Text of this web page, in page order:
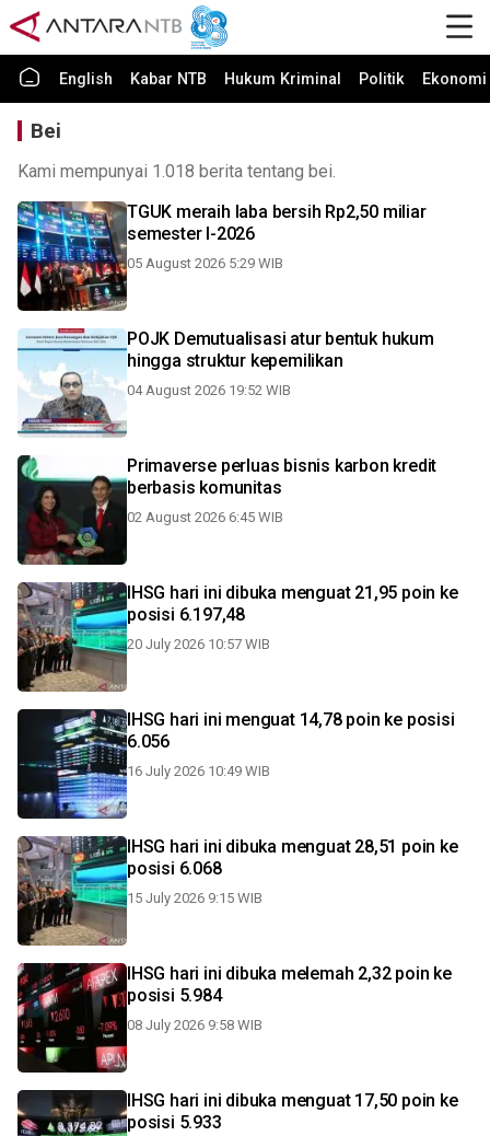
English Kabar NTB Hukum Kriminal Politik
Bei
Kami mempunyai 1.018 berita tentang bei.
TGUK meraih laba bersih Rp2,50 miliar
semester I-2026
05 August 2026 5:29 WIB
POJK Demutualisasi atur bentuk hukum
hingga struktur kepemilikan
04 August 2026 19:52 WIB
Primaverse perluas bisnis karbon kredit
berbasis komunitas
02 August 2026 6:45 WIB
IHSG hari ini dibuka menguat 21,95 poin ke
posisi 6.197,48
20 July 2026 10:57 WIB
IHSG hari ini menguat 14,78 poin ke posisi
6.056
16 July 2026 10:49 WIB
IHSG hari ini dibuka menguat 28,51 poin ke
posisi 6.068
15 July 2026 9:15 WIB
IHSG hari ini dibuka melemah 2,32 poin ke
posisi 5.984
08 July 2026 9:58 WIB
IHSG hari ini dibuka menguat 17,50 poin ke
posisi 5.933